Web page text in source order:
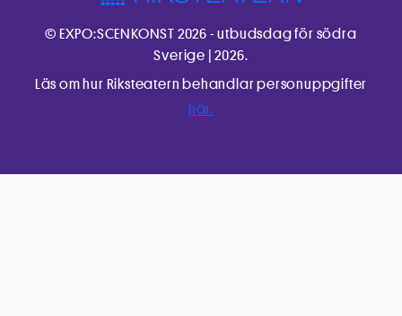
© EXPO:SCENKONST 2026 - utbudsdag för södra
Sverige | 2026.
Läs om hur Riksteatern behandlar personuppgifter
här.